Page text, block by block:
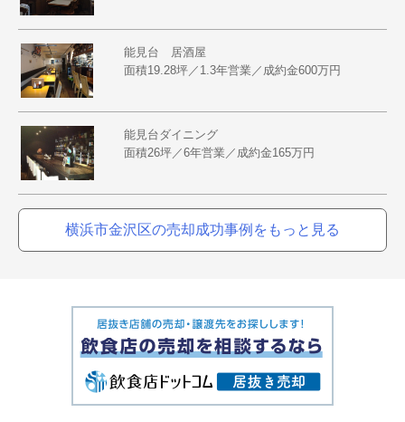
能見台 居酒屋
面積19.28坪／1.3年営業／成約金600万円
能見台ダイニング
面積26坪／6年営業／成約金165万円
横浜市金沢区の売却成功事例をもっと見る